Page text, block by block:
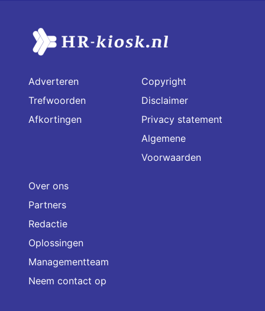
Adverteren
Trefwoorden
Afkortingen
Copyright
Disclaimer
Privacy statement
Algemene
Voorwaarden
Over ons
Partners
Redactie
Oplossingen
Managementteam
Neem contact op